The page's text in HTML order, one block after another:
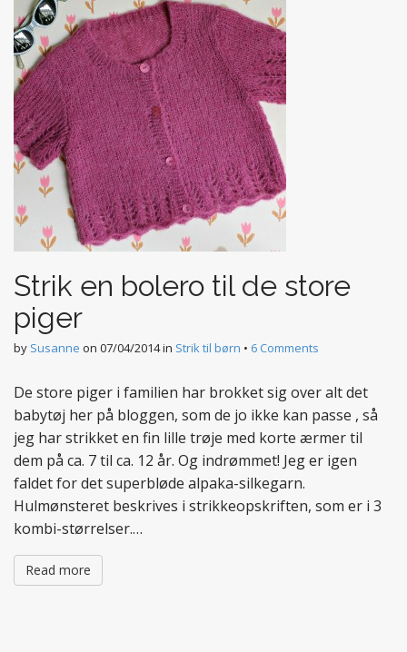
Strik en bolero til de store
piger
by Susanne on 07/04/2014in Strik til børn • 6 Comments
De store piger i familien har brokket sig over alt det
babytøj her på bloggen, som de jo ikke kan passe , så
jeg har strikket en fin lille trøje med korte ærmer til
dem på ca. 7 til ca. 12 år. Og indrømmet! Jeg er igen
faldet for det superbløde alpaka-silkegarn.
Hulmønsteret beskrives i strikkeopskriften, som er i 3
kombi-størrelser.…
Read more